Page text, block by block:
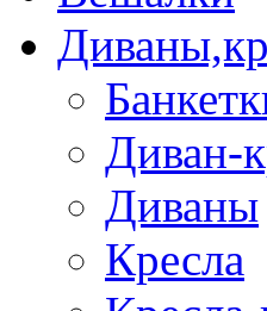
Диван-
Диваны
Кресла